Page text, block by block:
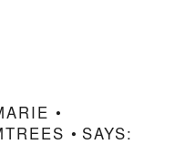
•
• SAYS: